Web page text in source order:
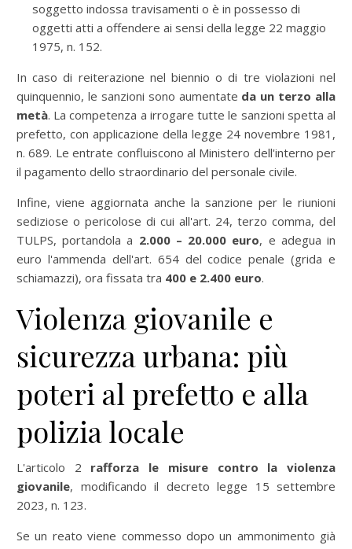
soggetto indossa travisamenti o è in possesso di
oggetti atti a offendere ai sensi della legge 22 maggio
1975, n. 152.
In caso di reiterazione nel biennio o di tre violazioni nel
quinquennio, le sanzioni sono aumentate da un terzo alla
metà. La competenza a irrogare tutte le sanzioni spetta al
prefetto, con applicazione della legge 24 novembre 1981,
n. 689. Le entrate confluiscono al Ministero dell'interno per
il pagamento dello straordinario del personale civile.
Infine, viene aggiornata anche la sanzione per le riunioni
sediziose o pericolose di cui all'art. 24, terzo comma, del
TULPS, portandola a 2.000 – 20.000 euro, e adegua in
euro l'ammenda dell'art. 654 del codice penale (grida e
schiamazzi), ora fissata tra 400 e 2.400 euro.
Violenza giovanile e
sicurezza urbana: più
poteri al prefetto e alla
polizia locale
L'articolo 2 rafforza le misure contro la violenza
giovanile, modificando il decreto legge 15 settembre
2023, n. 123.
Se un reato viene commesso dopo un ammonimento già